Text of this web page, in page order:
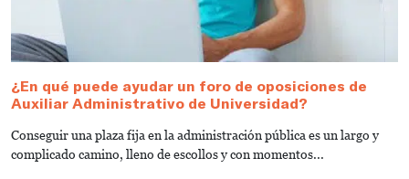
¿En qué puede ayudar un foro de oposiciones de
Auxiliar Administrativo de Universidad?
Conseguir una plaza fija en la administración pública es un largo y
complicado camino, lleno de escollos y con momentos...